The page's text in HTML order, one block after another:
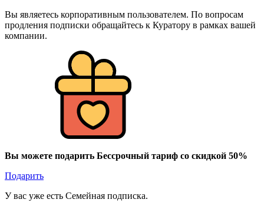
Вы являетесь корпоративным пользователем. По вопросам
продления подписки обращайтесь к Куратору в рамках вашей
компании.
Вы можете подарить Бессрочный тариф со скидкой 50%
Подарить
У вас уже есть Семейная подписка.